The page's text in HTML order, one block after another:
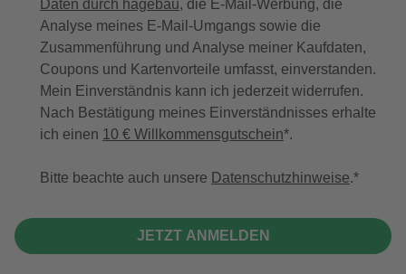
Daten durch hagebau, die E-Mail-Werbung, die
Analyse meines E-Mail-Umgangs sowie die
Zusammenführung und Analyse meiner Kaufdaten,
Coupons und Kartenvorteile umfasst, einverstanden.
Mein Einverständnis kann ich jederzeit widerrufen.
Nach Bestätigung meines Einverständnisses erhalte
ich einen 10 € Willkommensgutschein*.
Bitte beachte auch unsere Datenschutzhinweise.
JETZT ANMELDEN